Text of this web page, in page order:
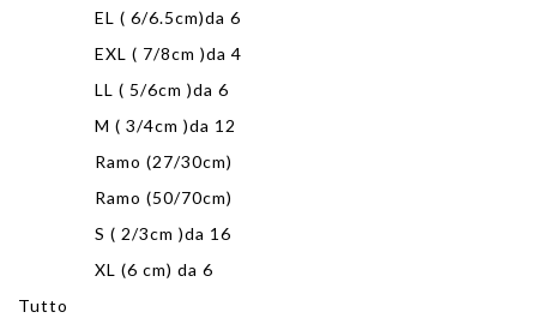
EL ( 6/6.5cm)da 6
EXL ( 7/8cm )da 4
LL ( 5/6cm )da 6
M ( 3/4cm )da 12
Ramo (27/30cm)
Ramo (50/70cm)
S ( 2/3cm )da 16
XL (6 cm) da 6
Tutto